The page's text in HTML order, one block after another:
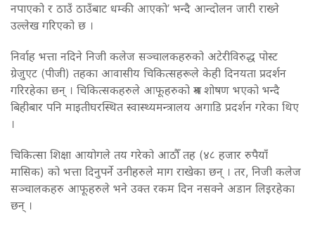
नपाएको र ठाउँ ठाउँबाट धम्की आएको’ भन्दै आन्दोलन जारी राख्ने
उल्लेख गरिएको छ ।
निर्वाह भत्ता नदिने निजी कलेज सञ्चालकहरुको अटेरीविरुद्ध पोस्ट
ग्रेजुएट (पीजी) तहका आवासीय चिकित्सहरूले केही दिनयता प्रदर्शन
गरिरहेका छन् । चिकित्सकहरुले आफूहरुको श्रम शोषण भएको भन्दै
बिहीबार पनि माइतीघरस्थित स्वास्थ्यमन्त्रालय अगाडि प्रदर्शन गरेका थिए
।
चिकित्सा शिक्षा आयोगले तय गरेको आठौँ तह (४८ हजार रुपैयाँ
मासिक) को भत्ता दिनुपर्ने उनीहरुले माग राखेका छन् । तर, निजी कलेज
सञ्चालकहरु आफूहरुले भने उक्त रकम दिन नसक्ने अडान लिइरहेका
छन् ।